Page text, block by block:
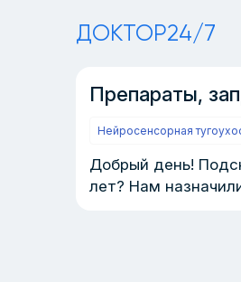
ДОКТОР24/7
Препараты,
Нейросенсорная
Добрый день!
лет? Нам